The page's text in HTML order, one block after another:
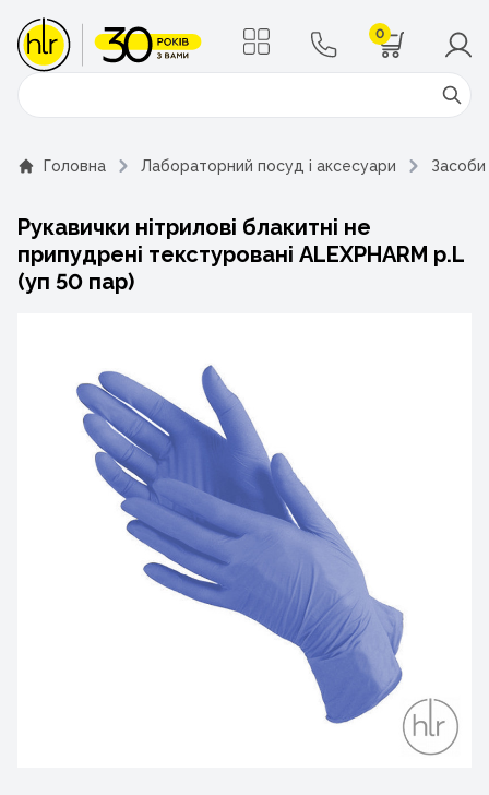
0
Поиск
Головна Лабораторний посуд і аксесуари Засоби
Рукавички нітрилові блакитні не
припудрені текстуровані ALEXPHARM р.L
(уп 50 пар)